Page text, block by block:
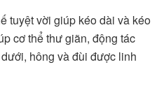
tuyệt vời giúp kéo dài và kéo
cơ thể thư giãn, động tác
hông và đùi được linh